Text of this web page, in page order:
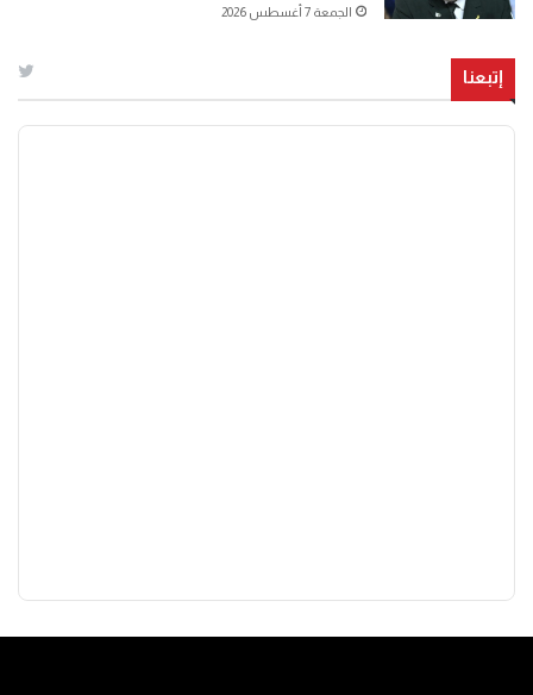
الجمعة 7 أغسطس 2026
إتبعنا